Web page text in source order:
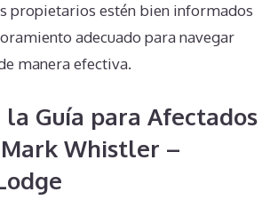
propietarios estén bien informados
adecuado para navegar
manera efectiva.
la Guía para Afectados
Whistler –